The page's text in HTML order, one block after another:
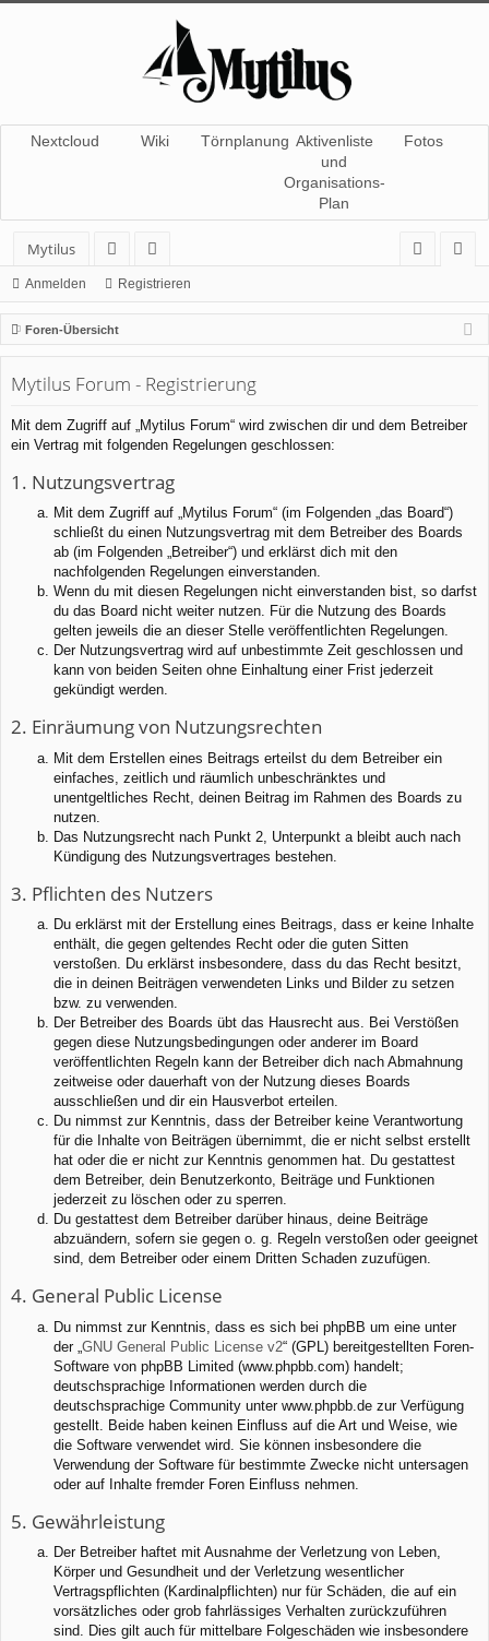
Nextcloud Wiki Törnplanung Aktivenliste
und
Organisations-
Plan
Fotos
Mytilus
or
en
itg
lie
de
r
m
el
n
ist
rie
n
Anmelden Registrieren
Foren-Übersicht
Mytilus Forum - Registrierung
Mit dem Zugriff auf „Mytilus Forum“ wird zwischen dir und dem Betreiber
ein Vertrag mit folgenden Regelungen geschlossen:
1. Nutzungsvertrag
Mit dem Zugriff auf „Mytilus Forum“ (im Folgenden „das Board“)
schließt du einen Nutzungsvertrag mit dem Betreiber des Boards
ab (im Folgenden „Betreiber“) und erklärst dich mit den
nachfolgenden Regelungen einverstanden.
Wenn du mit diesen Regelungen nicht einverstanden bist, so darfst
du das Board nicht weiter nutzen. Für die Nutzung des Boards
gelten jeweils die an dieser Stelle veröffentlichten Regelungen.
Der Nutzungsvertrag wird auf unbestimmte Zeit geschlossen und
kann von beiden Seiten ohne Einhaltung einer Frist jederzeit
gekündigt werden.
2. Einräumung von Nutzungsrechten
Mit dem Erstellen eines Beitrags erteilst du dem Betreiber ein
einfaches, zeitlich und räumlich unbeschränktes und
unentgeltliches Recht, deinen Beitrag im Rahmen des Boards zu
nutzen.
Das Nutzungsrecht nach Punkt 2, Unterpunkt a bleibt auch nach
Kündigung des Nutzungsvertrages bestehen.
3. Pflichten des Nutzers
Du erklärst mit der Erstellung eines Beitrags, dass er keine Inhalte
enthält, die gegen geltendes Recht oder die guten Sitten
verstoßen. Du erklärst insbesondere, dass du das Recht besitzt,
die in deinen Beiträgen verwendeten Links und Bilder zu setzen
bzw. zu verwenden.
Der Betreiber des Boards übt das Hausrecht aus. Bei Verstößen
gegen diese Nutzungsbedingungen oder anderer im Board
veröffentlichten Regeln kann der Betreiber dich nach Abmahnung
zeitweise oder dauerhaft von der Nutzung dieses Boards
ausschließen und dir ein Hausverbot erteilen.
Du nimmst zur Kenntnis, dass der Betreiber keine Verantwortung
für die Inhalte von Beiträgen übernimmt, die er nicht selbst erstellt
hat oder die er nicht zur Kenntnis genommen hat. Du gestattest
dem Betreiber, dein Benutzerkonto, Beiträge und Funktionen
jederzeit zu löschen oder zu sperren.
Du gestattest dem Betreiber darüber hinaus, deine Beiträge
abzuändern, sofern sie gegen o. g. Regeln verstoßen oder geeignet
sind, dem Betreiber oder einem Dritten Schaden zuzufügen.
4. General Public License
Du nimmst zur Kenntnis, dass es sich bei phpBB um eine unter
der „ GNU General Public License v2“ (GPL) bereitgestellten Foren-
Software von phpBB Limited (www.phpbb.com) handelt;
deutschsprachige Informationen werden durch die
deutschsprachige Community unter www.phpbb.de zur Verfügung
gestellt. Beide haben keinen Einfluss auf die Art und Weise, wie
die Software verwendet wird. Sie können insbesondere die
Verwendung der Software für bestimmte Zwecke nicht untersagen
oder auf Inhalte fremder Foren Einfluss nehmen.
5. Gewährleistung
Der Betreiber haftet mit Ausnahme der Verletzung von Leben,
Körper und Gesundheit und der Verletzung wesentlicher
Vertragspflichten (Kardinalpflichten) nur für Schäden, die auf ein
vorsätzliches oder grob fahrlässiges Verhalten zurückzuführen
sind. Dies gilt auch für mittelbare Folgeschäden wie insbesondere